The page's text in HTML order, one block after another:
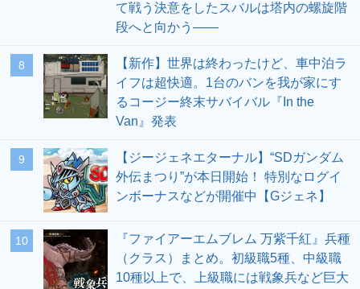
て戦う決意をしたスバルは塔内の螺旋階
段へと向かう――
8
【新作】世界は終わったけど、車中泊ラ
イフは超快適。1台のバンを我が家にす
るコージー終末サバイバル『In the
Van』発表
9
【ジージェネエターナル】“SDガンダム
外伝まつり”が本日開始！ 特別なログイ
ンボーナスなどが開催中【Gジェネ】
10
『ファイアーエムブレム 万紫千紅』兵種
（クラス）まとめ。初級職5種、中級職
10種以上で、上級職には戦象兵など巨大